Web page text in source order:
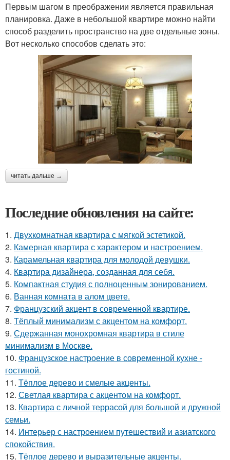
Первым шагом в преображении является правильная
планировка. Даже в небольшой квартире можно найти
способ разделить пространство на две отдельные зоны.
Вот несколько способов сделать это:
читать дальше →
Последние обновления на сайте:
1. Двухкомнатная квартира с мягкой эстетикой.
2. Камерная квартира с характером и настроением.
3. Карамельная квартира для молодой девушки.
4. Квартира дизайнера, созданная для себя.
5. Компактная студия с полноценным зонированием.
6. Ванная комната в алом цвете.
7. Французский акцент в современной квартире.
8. Тёплый минимализм с акцентом на комфорт.
9. Сдержанная монохромная квартира в стиле
минимализм в Москве.
10. Французское настроение в современной кухне -
гостиной.
11. Тёплое дерево и смелые акценты.
12. Светлая квартира с акцентом на комфорт.
13. Квартира с личной террасой для большой и дружной
семьи.
14. Интерьер с настроением путешествий и азиатского
спокойствия.
15. Тёплое дерево и выразительные акценты.